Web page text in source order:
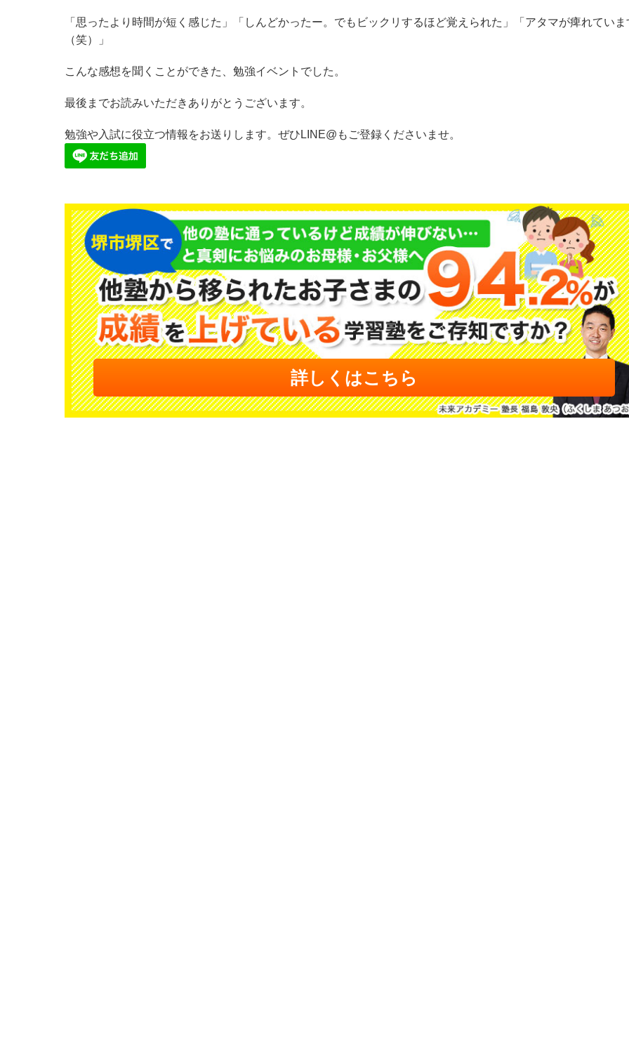
「思ったより時間が短く感じた」「しんどかったー。でもビックリするほど覚えられた」「アタマが痺れていま
（笑）」
こんな感想を聞くことができた、勉強イベントでした。
最後までお読みいただきありがとうございます。
勉強や入試に役立つ情報をお送りします。ぜひLINE@もご登録くださいませ。
詳しくはこちら